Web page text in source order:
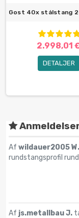
Gost 40x stålstang
2.998,01
DETALJER
Af wildauer2005 W.
rundstangsprofil
Af js.metallbau J.